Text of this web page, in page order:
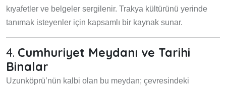
kıyafetler ve belgeler sergilenir. Trakya kültürünü yerinde
tanımak isteyenler için kapsamlı bir kaynak sunar.
4. Cumhuriyet Meydanı ve Tarihi
Binalar
Uzunköprü’nün kalbi olan bu meydan; çevresindeki